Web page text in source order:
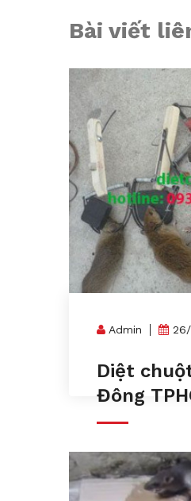
Bài viết
Admin
Diệt
Đông